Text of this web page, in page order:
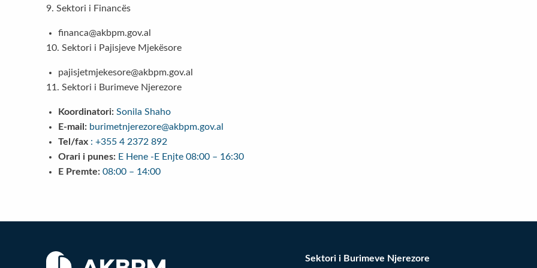
9. Sektori i Financës
financa@akbpm.gov.al
10. Sektori i Pajisjeve Mjekësore
pajisjetmjekesore@akbpm.gov.al
11. Sektori i Burimeve Njerezore
Koordinatori: Sonila Shaho
E-mail: burimetnjerezore@akbpm.gov.al
Tel/fax : +355 4 2372 892
Orari i punes: E Hene -E Enjte 08:00 – 16:30
E Premte: 08:00 – 14:00
Sektori i Burimeve Njerezore